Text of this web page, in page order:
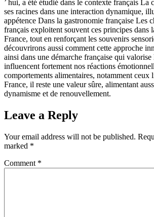
’ hui, a été étudié dans le contexte français La
ses racines dans une interaction dynamique,
appétence Dans la gastronomie française Les
français exploitent souvent ces principes dans
France, tout en renforçant les souvenirs
découvrirons aussi comment cette approche
ainsi dans une démarche française qui
influencent fortement nos réactions
comportements alimentaires, notamment ceux
France, il reste une valeur sûre, alimentant
dynamisme et de renouvellement.
Leave a Reply
Your email address will not be published.
marked *
Comment *